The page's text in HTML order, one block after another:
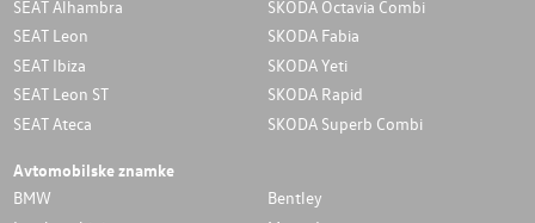
SEAT Alhambra
SEAT Leon
SEAT Ibiza
SEAT Leon ST
SEAT Ateca
SKODA Octavia Combi
SKODA Fabia
SKODA Yeti
SKODA Rapid
SKODA Superb Combi
Avtomobilske znamke
BMW
Bentley